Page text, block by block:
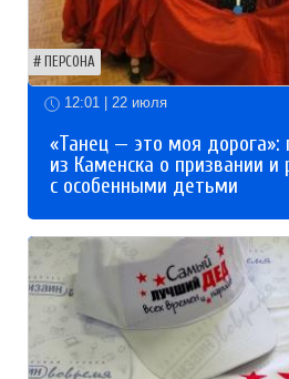
ПЕРСОНА
12:01 | 22 июля
«Танец — это моя дорога»:
из Каменска о призвании и
с особенными детьми